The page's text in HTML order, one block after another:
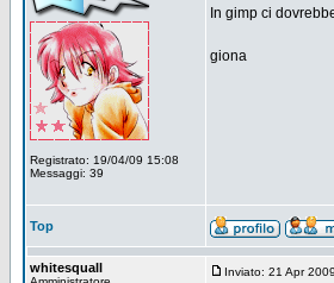
Registrato: 19/04/09 15:08
Messaggi: 39
In gimp ci
giona
Top
whitesquall Inviato: 21 Apr